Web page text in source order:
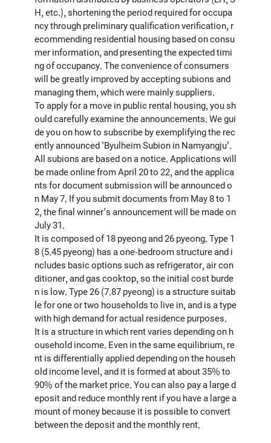
H, etc.), shortening the period required for occupa
ncy through preliminary qualification verification, r
ecommending residential housing based on consu
mer information, and presenting the expected timi
ng of occupancy. The convenience of consumers
will be greatly improved by accepting subions and
managing them, which were mainly suppliers.
To apply for a move in public rental housing, you sh
ould carefully examine the announcements. We gui
de you on how to subscribe by exemplifying the rec
ently announced 'Byulheim Subion in Namyangju'.
All subions are based on a notice. Applications will
be made online from April 20 to 22, and the applica
nts for document submission will be announced o
n May 7. If you submit documents from May 8 to 1
2, the final winner's announcement will be made on
July 31.
It is composed of 18 pyeong and 26 pyeong. Type 1
8 (5.45 pyeong) has a one-bedroom structure and i
ncludes basic options such as refrigerator, air con
ditioner, and gas cooktop, so the initial cost burde
n is low. Type 26 (7.87 pyeong) is a structure suitab
le for one or two households to live in, and is a type
with high demand for actual residence purposes.
It is a structure in which rent varies depending on h
ousehold income. Even in the same equilibrium, re
nt is differentially applied depending on the househ
old income level, and it is formed at about 35% to
90% of the market price. You can also pay a large d
eposit and reduce monthly rent if you have a large a
mount of money because it is possible to convert
between the deposit and the monthly rent.